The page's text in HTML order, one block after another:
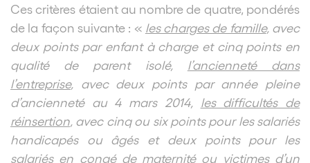
Ces critères étaient au nombre de quatre, pondérés
de la façon suivante : « les charges de famille, avec
deux points par enfant à charge et cinq points en
qualité de parent isolé,
l’ancienneté dans
l’entreprise, avec deux points par année pleine
d’ancienneté au 4 mars 2014,
les difficultés de
réinsertion , avec cinq ou six points pour les salariés
handicapés ou âgés et deux points pour les
salariés en congé de maternité ou victimes d’un